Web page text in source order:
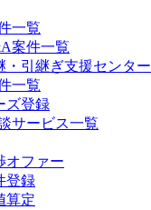
一覧
案件一覧
・引継ぎ支援センター
一覧
ズ登録
サービス一覧
オファー
登録
算定